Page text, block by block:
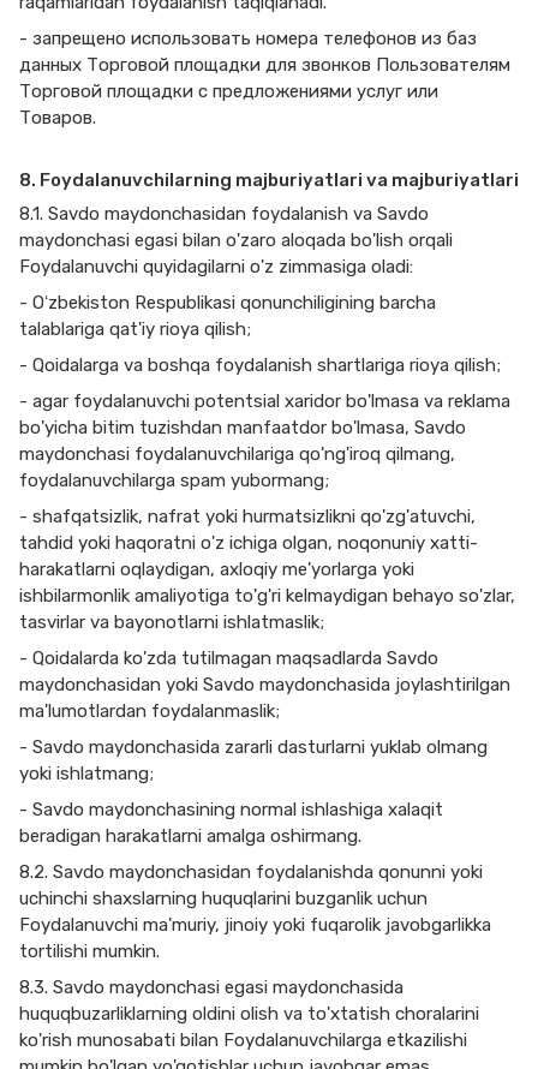
- запрещено использовать номера телефонов из баз
данных Торговой площадки для звонков Пользователям
Торговой площадки с предложениями услуг или
Товаров.
8. Foydalanuvchilarning majburiyatlari va majburiyatlari
8.1. Savdo maydonchasidan foydalanish va Savdo
maydonchasi egasi bilan o'zaro aloqada bo'lish orqali
Foydalanuvchi quyidagilarni o'z zimmasiga oladi:
- Oʻzbekiston Respublikasi qonunchiligining barcha
talablariga qat'iy rioya qilish;
- Qoidalarga va boshqa foydalanish shartlariga rioya qilish;
- agar foydalanuvchi potentsial xaridor bo'lmasa va reklama
bo'yicha bitim tuzishdan manfaatdor bo'lmasa, Savdo
maydonchasi foydalanuvchilariga qo'ng'iroq qilmang,
foydalanuvchilarga spam yubormang;
- shafqatsizlik, nafrat yoki hurmatsizlikni qo'zg'atuvchi,
tahdid yoki haqoratni o'z ichiga olgan, noqonuniy xatti-
harakatlarni oqlaydigan, axloqiy me'yorlarga yoki
ishbilarmonlik amaliyotiga to'g'ri kelmaydigan behayo so'zlar,
tasvirlar va bayonotlarni ishlatmaslik;
- Qoidalarda ko'zda tutilmagan maqsadlarda Savdo
maydonchasidan yoki Savdo maydonchasida joylashtirilgan
ma'lumotlardan foydalanmaslik;
- Savdo maydonchasida zararli dasturlarni yuklab olmang
yoki ishlatmang;
- Savdo maydonchasining normal ishlashiga xalaqit
beradigan harakatlarni amalga oshirmang.
8.2. Savdo maydonchasidan foydalanishda qonunni yoki
uchinchi shaxslarning huquqlarini buzganlik uchun
Foydalanuvchi ma'muriy, jinoiy yoki fuqarolik javobgarlikka
tortilishi mumkin.
8.3. Savdo maydonchasi egasi maydonchasida
huquqbuzarliklarning oldini olish va to'xtatish choralarini
ko'rish munosabati bilan Foydalanuvchilarga etkazilishi